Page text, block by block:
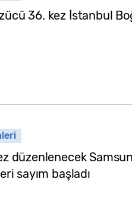
36. kez İstanbul
düzenlenecek
sayım başladı